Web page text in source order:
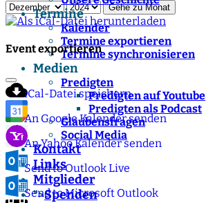
Termine
Kalender
Termine exportieren
Termine synchronisieren
Medien
Predigten
Predigten auf Youtube
Predigten als Podcast
Glaubensfragen
Social Media
Kontakt
Links
Mitglieder
">Spenden
Gehe zu Monat
Event exportieren
iCal-Datei speichern
An Google Kalender senden
An Yahoo Kalender senden
Send to Outlook Live
Send to Microsoft Outlook